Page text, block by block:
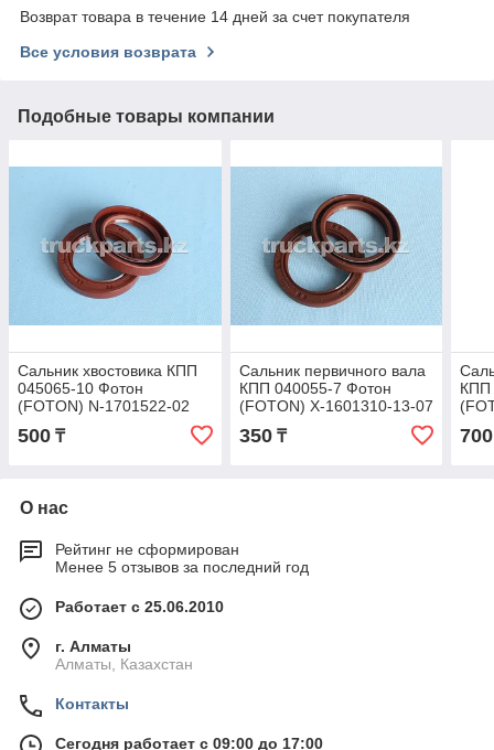
Возврат товара в течение 14 дней за счет покупателя
Все условия возврата
Подобные товары компании
Сальник хвостовика КПП
045065-10 Фотон
(FOTON) N-1701522-02
500 ₸
Сальник первичного вала
КПП 040055-7 Фотон
(FOTON) X-1601310-13-07
350₸
КПП
700
О нас
Рейтинг не сформирован
Менее 5 отзывов за последний год
Работает с 25.06.2010
г. Алматы
Алматы, Казахстан
Контакты
Сегодня работает с 09:00 до 17:00